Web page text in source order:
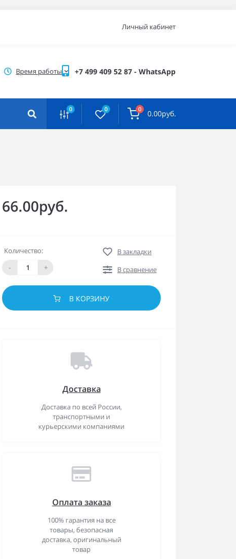
Личный кабинет
Время работы +7 499 409 52 87 - WhatsApp
0 0 0 0.00руб.
66.00руб.
Количество:
-
+
В закладки
В сравнение
В КОРЗИНУ
Доставка
Доставка по всей России,
транспортными и
курьерскими компаниями
Оплата заказа
100% гарантия на все
товары, безопасная
доставка, оригинальный
товар